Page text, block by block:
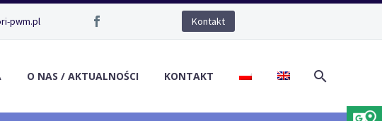
pwm.pl Kontakt
O NAS / AKTUALNOŚCI KONTAKT